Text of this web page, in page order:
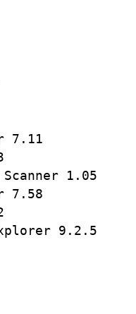
7.11
1.05
7.58
9.2.5